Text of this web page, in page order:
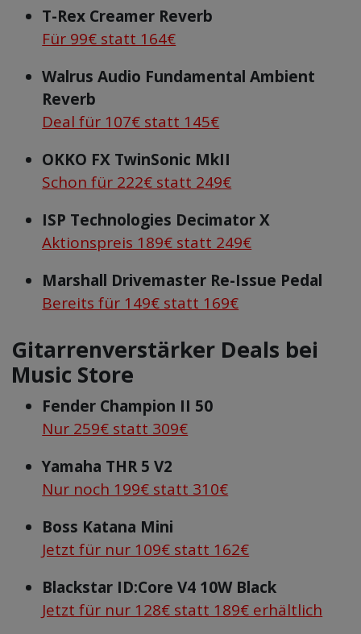
T-Rex Creamer Reverb
Für 99€ statt 164€
Walrus Audio Fundamental Ambient
Reverb
Deal für 107€ statt 145€
OKKO FX TwinSonic MkII
Schon für 222€ statt 249€
ISP Technologies Decimator X
Aktionspreis 189€ statt 249€
Marshall Drivemaster Re-Issue Pedal
Bereits für 149€ statt 169€
Gitarrenverstärker Deals bei
Music Store
Fender Champion II 50
Nur 259€ statt 309€
Yamaha THR 5 V2
Nur noch 199€ statt 310€
Boss Katana Mini
Jetzt für nur 109€ statt 162€
Blackstar ID:Core V4 10W Black
Jetzt für nur 128€ statt 189€ erhältlich